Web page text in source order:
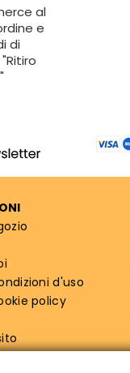
al
e
di
d'uso
policy